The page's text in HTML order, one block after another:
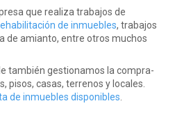
que realiza trabajos de
de inmuebles, trabajos
de amianto, entre otros muchos
también gestionamos la compra-
pisos, casas, terrenos y locales.
de inmuebles disponibles.